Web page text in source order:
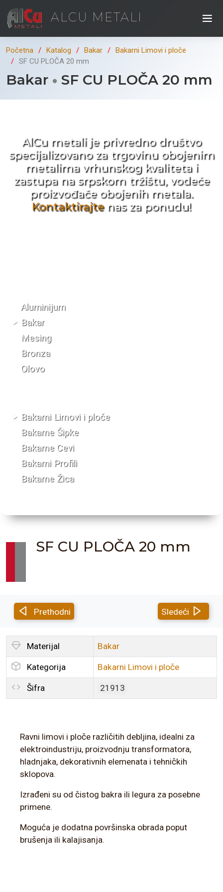
ALCU METALI
Početna Katalog Bakar
Bakarni Limovi i ploče
SF CU PLOČA 20 mm
Bakar SF CU PLOČA 20 mm
AlCu metali je privredno društvo
specijalizovano za trgovinu obojenim
metalima vrhunskog kvaliteta i
zastupa na srpskom tržištu, vodeće
proizvođače obojenih metala.
Kontaktirajtenas za ponudu!
Aluminijum
Bakar
Mesing
Bronza
Olovo
Bakarni Limovi i ploče
Bakarne Šipke
Bakarne Cevi
Bakarni Profili
Bakarne Žica
SF CU PLOČA 20 mm
Prethodni Sledeći
Materijal Bakar
Kategorija Bakarni Limovi i ploče
Šifra 21913
Ravni limovi i ploče različitih debljina, idealni za
elektroindustriju, proizvodnju transformatora,
hladnjaka, dekorativnih elemenata i tehničkih
sklopova.
Izrađeni su od čistog bakra ili legura za posebne
primene.
Moguća je dodatna površinska obrada poput
brušenja ili kalajisanja.